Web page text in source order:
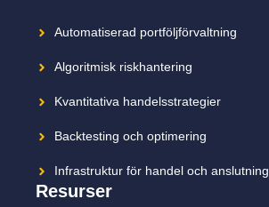
Automatiserad portföljförvaltning
Algoritmisk riskhantering
Kvantitativa handelsstrategier
Backtesting och optimering
Infrastruktur för handel och anslutning
Resurser